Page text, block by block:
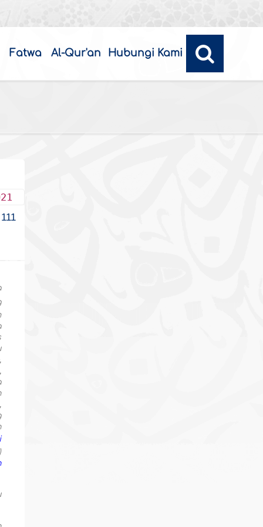
Fatwa Al-Qur'an Hubungi Kami
111